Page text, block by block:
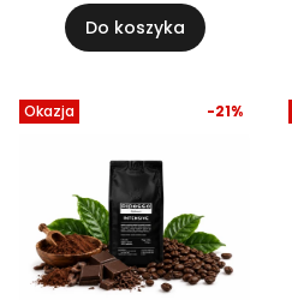
Do koszyka
Okazja -21%